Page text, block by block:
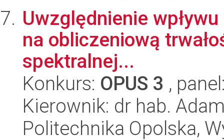
Uwzględnienie
na obliczeniową
spektralnej...
Konkurs: OPUS 3 ,
Kierownik: dr hab.
Politechnika Opolska,